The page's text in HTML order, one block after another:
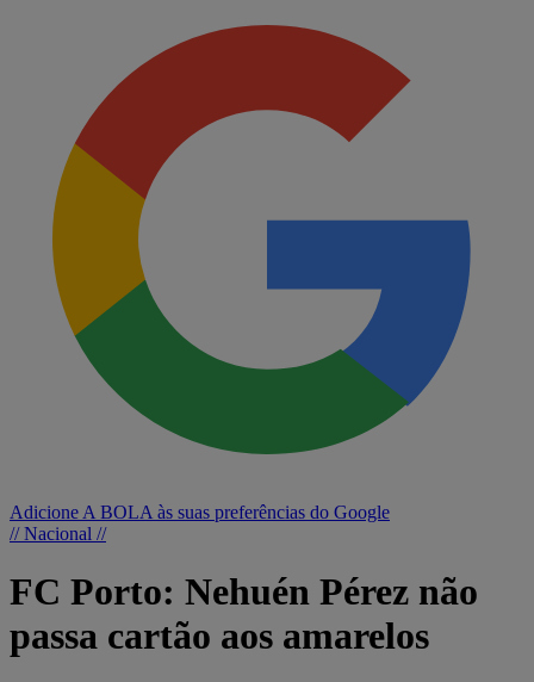
Adicione A BOLA às suas preferências do Google
// Nacional //
FC Porto: Nehuén Pérez não
passa cartão aos amarelos